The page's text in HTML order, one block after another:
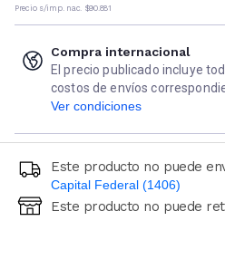
Precio s/imp. nac. $90.881
Compra internacional
El precio publicado incluye
costos de envíos
Ver condiciones
Este producto no puede
Capital Federal (1406)
Ingresá código postal (sólo
Este producto no puede